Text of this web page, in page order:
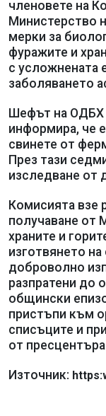
членовете на
Министерство
мерки за
фуражите и
с усложнената
заболяването
Шефът на ОДБХ
информира, че
свинете от
През тази
изследване от
Комисията взе
получаване от
храните и
изготвянето
доброволно
разпратени до
общински
пристъпи към
списъците и
от
Източник: